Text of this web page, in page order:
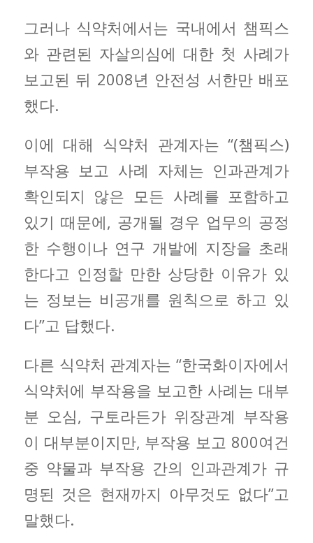
그러나 식약처에서는 국내에서 챔픽스
와 관련된 자살의심에 대한 첫 사례가
보고된 뒤 2008년 안전성 서한만 배포
했다.
이에 대해 식약처 관계자는 “(챔픽스)
부작용 보고 사례 자체는 인과관계가
확인되지 않은 모든 사례를 포함하고
있기 때문에, 공개될 경우 업무의 공정
한 수행이나 연구 개발에 지장을 초래
한다고 인정할 만한 상당한 이유가 있
는 정보는 비공개를 원칙으로 하고 있
다”고 답했다.
다른 식약처 관계자는 “한국화이자에서
식약처에 부작용을 보고한 사례는 대부
분 오심, 구토라든가 위장관계 부작용
이 대부분이지만, 부작용 보고 800여건
중 약물과 부작용 간의 인과관계가 규
명된 것은 현재까지 아무것도 없다”고
말했다.